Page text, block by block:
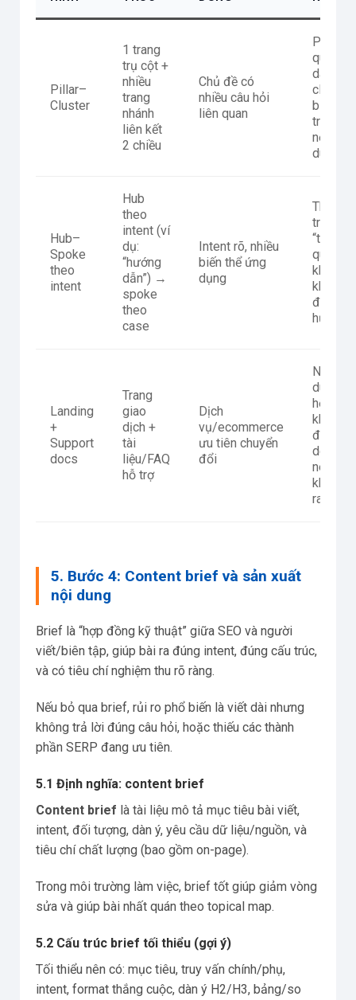
Pillar–
Cluster
1 trang
trụ cột +
nhiều
trang
nhánh
liên kết
2 chiều
Chủ đề có
nhiều câu hỏi
liên quan
Pillar
quá
dài,
cluster
bị
trùng
nội
dung
Hub–
Spoke
theo
intent
Hub
theo
intent (ví
dụ:
“hướng
dẫn”) →
spoke
theo
case
Intent rõ, nhiều
biến thể ứng
dụng
Thiếu
trang
“tổng
quan”
khiến
khó
điều
hướng
Landing
+
Support
docs
Trang
giao
dịch +
tài
liệu/FAQ
hỗ trợ
Dịch
vụ/ecommerce
ưu tiên chuyển
đổi
Nội
dung
hỗ trợ
không
đủ
depth
nên
khó
rank
5. Bước 4: Content brief và sản xuất
nội dung
Brief là “hợp đồng kỹ thuật” giữa SEO và người
viết/biên tập, giúp bài ra đúng intent, đúng cấu trúc,
và có tiêu chí nghiệm thu rõ ràng.
Nếu bỏ qua brief, rủi ro phổ biến là viết dài nhưng
không trả lời đúng câu hỏi, hoặc thiếu các thành
phần SERP đang ưu tiên.
5.1 Định nghĩa: content brief
Content brief là tài liệu mô tả mục tiêu bài viết,
intent, đối tượng, dàn ý, yêu cầu dữ liệu/nguồn, và
tiêu chí chất lượng (bao gồm on-page).
Trong môi trường làm việc, brief tốt giúp giảm vòng
sửa và giúp bài nhất quán theo topical map.
5.2 Cấu trúc brief tối thiểu (gợi ý)
Tối thiểu nên có: mục tiêu, truy vấn chính/phụ,
intent, format thắng cuộc, dàn ý H2/H3, bảng/so